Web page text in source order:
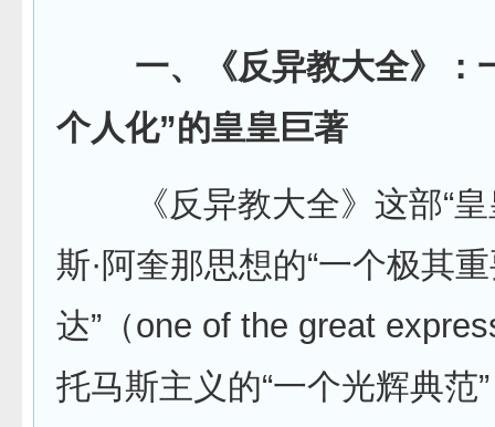
一、《反异教大全》：
个人化”的皇皇巨著
《反异教大全》这部“皇
斯·阿奎那思想的“一个极其
达”（one of the great
托马斯主义的“一个光辉典范